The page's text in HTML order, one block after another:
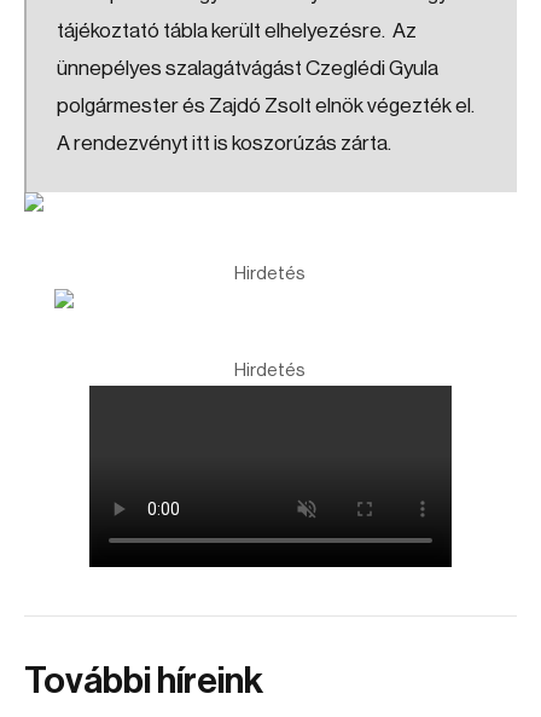
tájékoztató tábla került elhelyezésre. Az
ünnepélyes szalagátvágást Czeglédi Gyula
polgármester és Zajdó Zsolt elnök végezték el.
A rendezvényt itt is koszorúzás zárta.
Hirdetés
Hirdetés
További híreink